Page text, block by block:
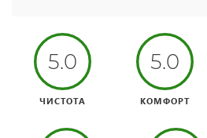
5.0
ЧИСТОТА
5.0
КОМФОРТ